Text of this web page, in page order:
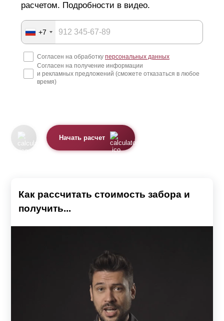
расчетом. Подробности в видео.
+7
Согласен на обработку персональных данных
Согласен на получение информации
и рекламных предложений (сможете отказаться в любое
время)
Начать расчет
Как рассчитать стоимость забора и
получить...